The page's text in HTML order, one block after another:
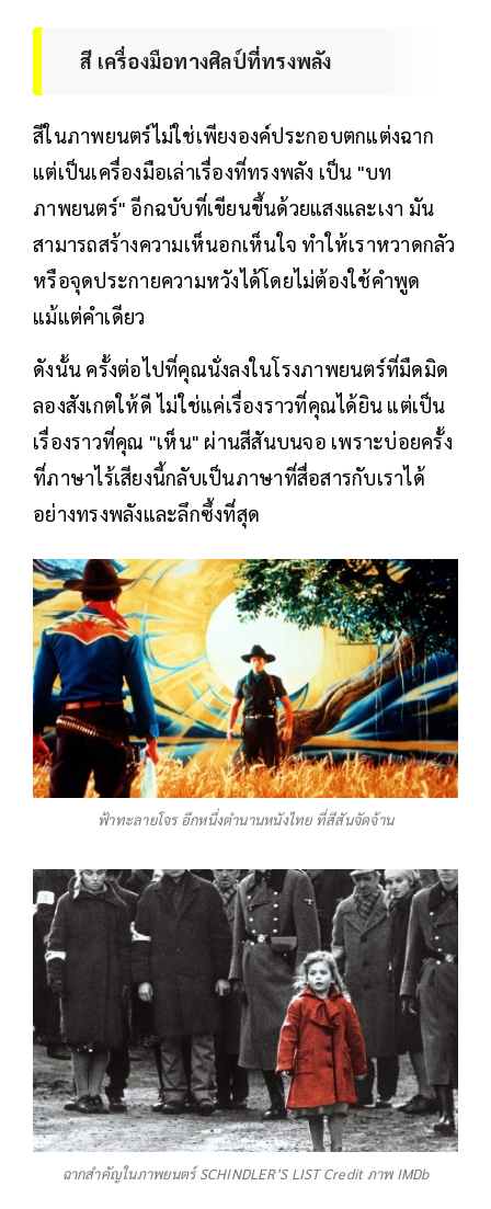
สี เครื่องมือทางศิลป์ที่ทรงพลัง
สีในภาพยนตร์ไม่ใช่เพียงองค์ประกอบตกแต่งฉาก
แต่เป็นเครื่องมือเล่าเรื่องที่ทรงพลัง เป็น "บท
ภาพยนตร์" อีกฉบับที่เขียนขึ้นด้วยแสงและเงา มัน
สามารถสร้างความเห็นอกเห็นใจ ทำให้เราหวาดกลัว
หรือจุดประกายความหวังได้โดยไม่ต้องใช้คำพูด
แม้แต่คำเดียว
ดังนั้น ครั้งต่อไปที่คุณนั่งลงในโรงภาพยนตร์ที่มืดมิด
ลองสังเกตให้ดี ไม่ใช่แค่เรื่องราวที่คุณได้ยิน แต่เป็น
เรื่องราวที่คุณ "เห็น" ผ่านสีสันบนจอ เพราะบ่อยครั้ง
ที่ภาษาไร้เสียงนี้กลับเป็นภาษาที่สื่อสารกับเราได้
อย่างทรงพลังและลึกซึ้งที่สุด
ฟ้าทะลายโจร อีกหนึ่งตำนานหนังไทย ที่สีสันจัดจ้าน
ฉากสำคัญในภาพยนตร์ SCHINDLER’S LIST Credit ภาพ IMDb